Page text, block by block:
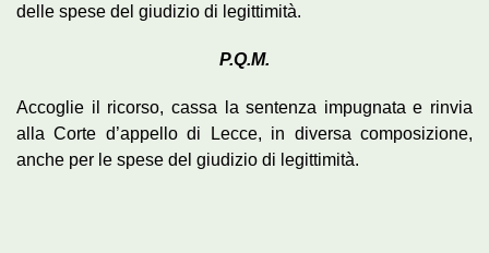
delle spese del giudizio di legittimità.
P.Q.M.
Accoglie il ricorso, cassa la sentenza impugnata e rinvia
alla Corte d’appello di Lecce, in diversa composizione,
anche per le spese del giudizio di legittimità.